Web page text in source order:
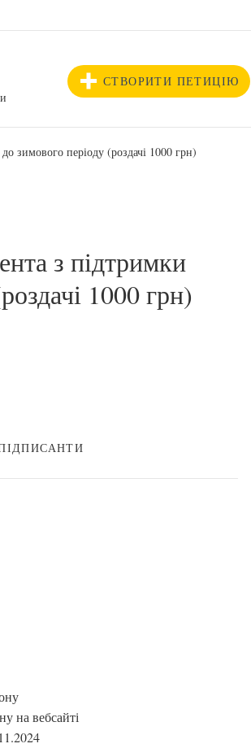
СТВОРИТИ ПЕТИЦІЮ
зимового періоду (роздачі 1000 грн)
з підтримки
1000 грн)
на вебсайті